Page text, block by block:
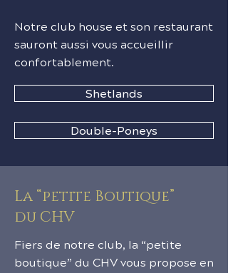
Notre club house et son restaurant
sauront aussi vous accueillir
confortablement.
Shetlands
Double-Poneys
La “petite Boutique”
du CHV
Fiers de notre club, la “petite
boutique” du CHV vous propose en